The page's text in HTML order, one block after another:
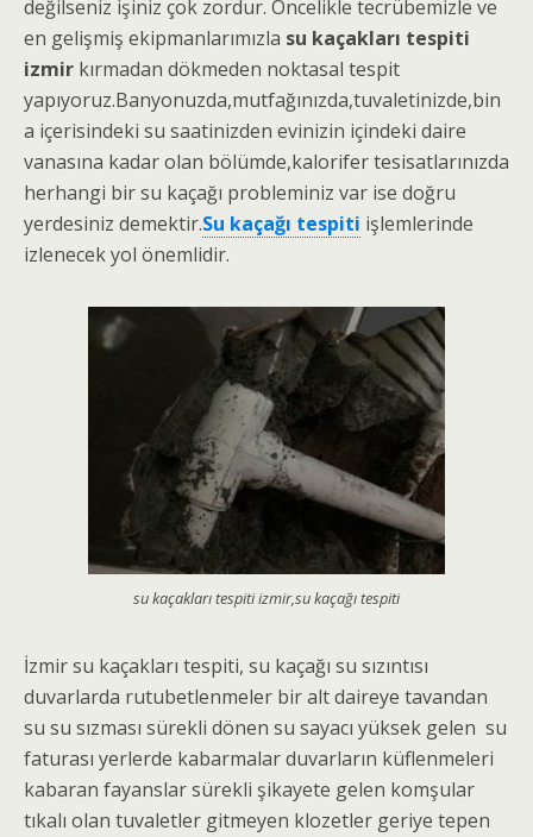
değilseniz işiniz çok zordur. Öncelikle tecrübemizle ve
en gelişmiş ekipmanlarımızla su kaçakları tespiti
izmir kırmadan dökmeden noktasal tespit
yapıyoruz.Banyonuzda,mutfağınızda,tuvaletinizde,bin
a içerisindeki su saatinizden evinizin içindeki daire
vanasına kadar olan bölümde,kalorifer tesisatlarınızda
herhangi bir su kaçağı probleminiz var ise doğru
yerdesiniz demektir.Su kaçağı tespiti işlemlerinde
izlenecek yol önemlidir.
su kaçakları tespiti izmir,su kaçağı tespiti
İzmir su kaçakları tespiti, su kaçağı su sızıntısı
duvarlarda rutubetlenmeler bir alt daireye tavandan
su su sızması sürekli dönen su sayacı yüksek gelen su
faturası yerlerde kabarmalar duvarların küflenmeleri
kabaran fayanslar sürekli şikayete gelen komşular
tıkalı olan tuvaletler gitmeyen klozetler geriye tepen